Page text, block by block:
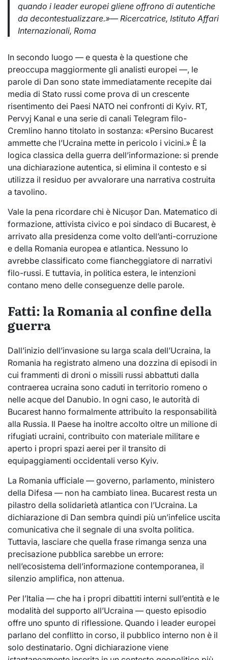
quando i leader europei gliene offrono di autentiche
da decontestualizzare.»— Ricercatrice, Istituto Affari
Internazionali, Roma
In secondo luogo — e questa è la questione che
preoccupa maggiormente gli analisti europei —, le
parole di Dan sono state immediatamente recepite dai
media di Stato russi come prova di un crescente
risentimento dei Paesi NATO nei confronti di Kyiv. RT,
Pervyj Kanal e una serie di canali Telegram filo-
Cremlino hanno titolato in sostanza: «Persino Bucarest
ammette che l’Ucraina mette in pericolo i vicini.» È la
logica classica della guerra dell’informazione: si prende
una dichiarazione autentica, si elimina il contesto e si
utilizza il residuo per avvalorare una narrativa costruita
a tavolino.
Vale la pena ricordare chi è Nicușor Dan. Matematico di
formazione, attivista civico e poi sindaco di Bucarest, è
arrivato alla presidenza come volto dell’anti-corruzione
e della Romania europea e atlantica. Nessuno lo
avrebbe classificato come fiancheggiatore di narrativi
filo-russi. E tuttavia, in politica estera, le intenzioni
contano meno delle conseguenze delle parole.
Fatti: la Romania al confine della
guerra
Dall’inizio dell’invasione su larga scala dell’Ucraina, la
Romania ha registrato almeno una dozzina di episodi in
cui frammenti di droni o missili russi abbattuti dalla
contraerea ucraina sono caduti in territorio romeno o
nelle acque del Danubio. In ogni caso, le autorità di
Bucarest hanno formalmente attribuito la responsabilità
alla Russia. Il Paese ha inoltre accolto oltre un milione di
rifugiati ucraini, contribuito con materiale militare e
aperto i propri spazi aerei per il transito di
equipaggiamenti occidentali verso Kyiv.
La Romania ufficiale — governo, parlamento, ministero
della Difesa — non ha cambiato linea. Bucarest resta un
pilastro della solidarietà atlantica con l’Ucraina. La
dichiarazione di Dan sembra quindi più un’infelice uscita
comunicativa che il segnale di una svolta politica.
Tuttavia, lasciare che quella frase rimanga senza una
precisazione pubblica sarebbe un errore:
nell’ecosistema dell’informazione contemporanea, il
silenzio amplifica, non attenua.
Per l’Italia — che ha i propri dibattiti interni sull’entità e le
modalità del supporto all’Ucraina — questo episodio
offre uno spunto di riflessione. Quando i leader europei
parlano del conflitto in corso, il pubblico interno non è il
solo destinatario. Ogni dichiarazione viene